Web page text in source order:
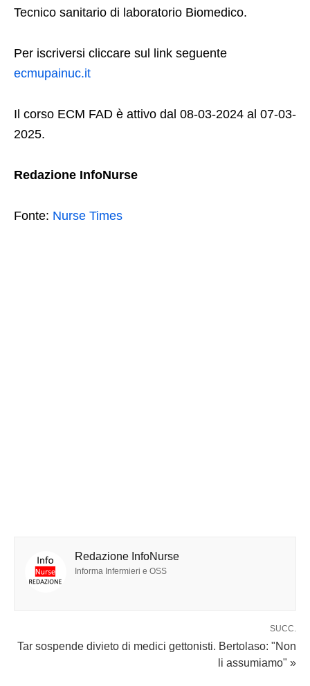
Tecnico sanitario di laboratorio Biomedico.
Per iscriversi cliccare sul link seguente
ecmupainuc.it
Il corso ECM FAD è attivo dal 08-03-2024 al 07-03-
2025.
Redazione InfoNurse
Fonte: Nurse Times
Redazione InfoNurse
Informa Infermieri e OSS
SUCC.
Tar sospende divieto di medici gettonisti. Bertolaso: "Non
li assumiamo" »